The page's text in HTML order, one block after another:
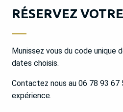
RÉSERVEZ
Munissez vous du code
dates choisis.
Contactez nous au 06 78 93
expérience.